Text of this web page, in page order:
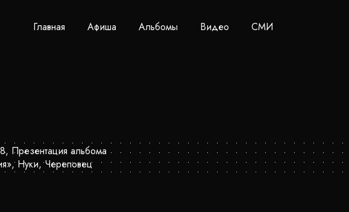
Главная Афиша Альбомы Видео СМИ